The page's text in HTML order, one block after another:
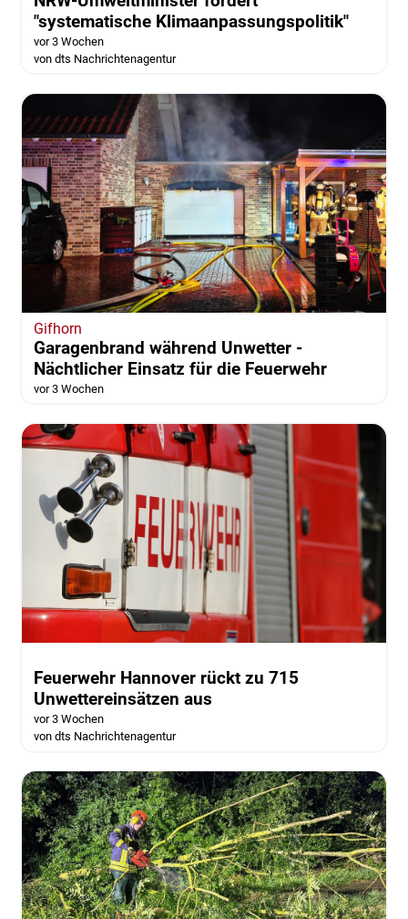
"systematische Klimaanpassungspolitik"
vor 3 Wochen
von dts Nachrichtenagentur
Gifhorn
Garagenbrand während Unwetter -
Nächtlicher Einsatz für die Feuerwehr
vor 3 Wochen
Feuerwehr Hannover rückt zu 715
Unwettereinsätzen aus
vor 3 Wochen
von dts Nachrichtenagentur